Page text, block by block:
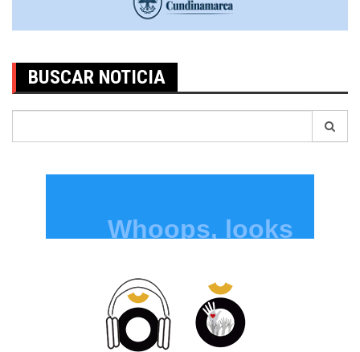
BUSCAR NOTICIA